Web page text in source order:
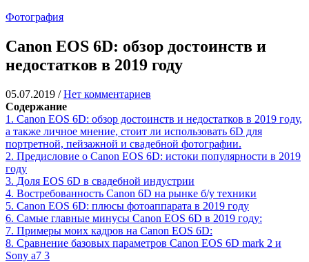
Фотография
Canon EOS 6D: обзор достоинств и
недостатков в 2019 году
05.07.2019 / Нет комментариев
Содержание
1. Canon EOS 6D: обзор достоинств и недостатков в 2019 году,
а также личное мнение, стоит ли использовать 6D для
портретной, пейзажной и свадебной фотографии.
2. Предисловие о Canon EOS 6D: истоки популярности в 2019
году
3. Доля EOS 6D в свадебной индустрии
4. Востребованность Canon 6D на рынке б/у техники
5. Canon EOS 6D: плюсы фотоаппарата в 2019 году
6. Самые главные минусы Canon EOS 6D в 2019 году:
7. Примеры моих кадров на Canon EOS 6D:
8. Сравнение базовых параметров Canon EOS 6D mark 2 и
Sony a7 3